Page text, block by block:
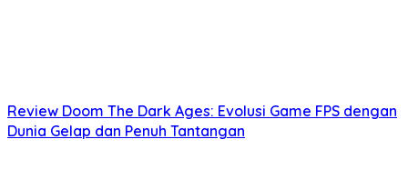
Review Doom The Dark Ages: Evolusi Game FPS dengan
Dunia Gelap dan Penuh Tantangan